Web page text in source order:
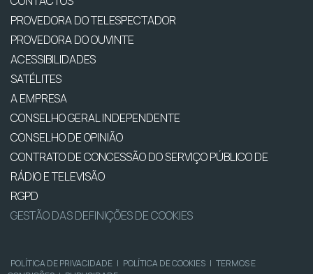
PROVEDORA DO TELESPECTADOR
PROVEDORA DO OUVINTE
ACESSIBILIDADES
SATÉLITES
A EMPRESA
CONSELHO GERAL INDEPENDENTE
CONSELHO DE OPINIÃO
CONTRATO DE CONCESSÃO DO SERVIÇO PÚBLICO DE
RÁDIO E TELEVISÃO
RGPD
GESTÃO DAS DEFINIÇÕES DE COOKIES
POLÍTICA DE PRIVACIDADE | POLÍTICA DE COOKIES | TERMOS E